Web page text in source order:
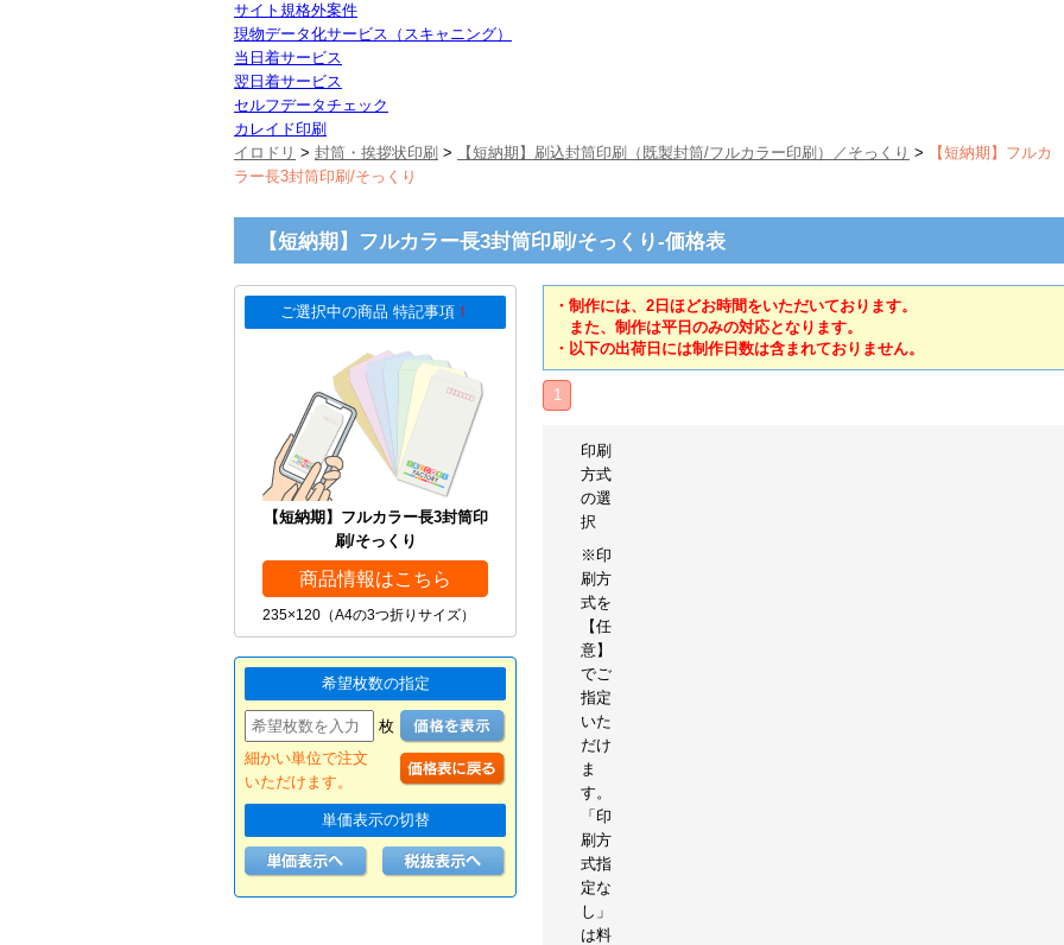
サイト規格外案件
現物データ化サービス（スキャニング）
当日着サービス
翌日着サービス
セルフデータチェック
カレイド印刷
イロドリ > 封筒・挨拶状印刷 > 【短納期】刷込封筒印刷（既製封筒/フルカラー印刷）／そっくり >
【短納期】フルカ
ラー長3封筒印刷/そっくり
【短納期】フルカラー長3封筒印刷/そっくり-価格表
ご選択中の商品 特記事項 ！
【短納期】フルカラー長3封筒印
刷/そっくり
商品情報はこちら
235×120（A4の3つ折りサイズ）
希望枚数の指定
枚
細かい単位で注文
いただけます。
単価表示の切替
・制作には、2日ほどお時間をいただいております。
また、制作は平日のみの対応となります。
・以下の出荷日には制作日数は含まれておりません。
1
印刷
方式
の選
択
※印
刷方
式を
【任
意】
でご
指定
いた
だけ
ま
す。
「印
刷方
式指
定な
し」
は料